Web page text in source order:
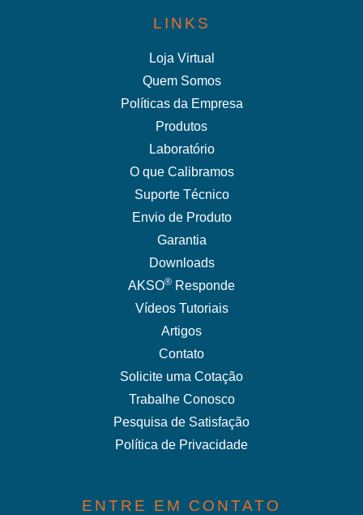
LINKS
Loja Virtual
Quem Somos
Políticas da Empresa
Produtos
Laboratório
O que Calibramos
Suporte Técnico
Envio de Produto
Garantia
Downloads
AKSO® Responde
Vídeos Tutoriais
Artigos
Contato
Solicite uma Cotação
Trabalhe Conosco
Pesquisa de Satisfação
Política de Privacidade
ENTRE EM CONTATO